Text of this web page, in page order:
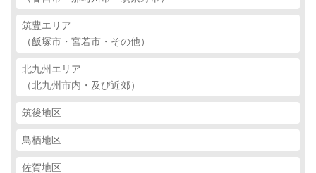
筑豊エリア
（飯塚市・宮若市・その他）
北九州エリア
（北九州市内・及び近郊）
筑後地区
鳥栖地区
佐賀地区